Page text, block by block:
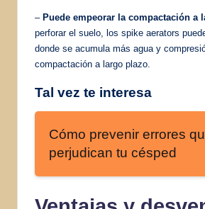
– Puede empeorar la compactación a
perforar el suelo, los spike aerators
donde se acumula más agua y
compactación a largo plazo.
Tal vez te interesa
Cómo prevenir errores
perjudican tu césped